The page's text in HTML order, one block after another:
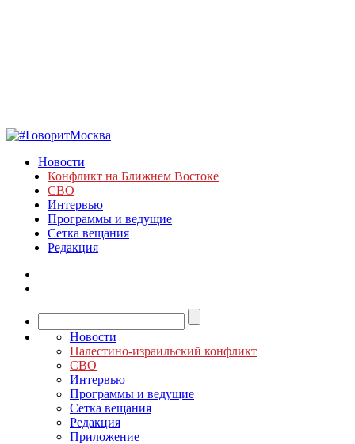
Новости
Конфликт на Ближнем Востоке
СВО
Интервью
Программы и ведущие
Сетка вещания
Редакция
Новости
Палестино-израильский конфликт
СВО
Интервью
Программы и ведущие
Сетка вещания
Редакция
Приложение